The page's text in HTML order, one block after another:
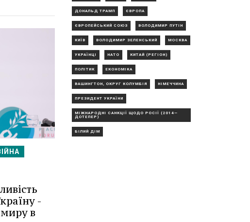
-
в
ДОНАЛЬД ТРАМП ЄВРОПА
ЄВРОПЕЙСЬКИЙ СОЮЗ ВОЛОДИМИР ПУТІН
КИЇВ ВОЛОДИМИР ЗЕЛЕНСЬКИЙ МОСКВА
УКРАЇНЦІ НАТО КИТАЙ (РЕГІОН)
ПОЛІТИК ЕКОНОМІКА
ВАШИНГТОН, ОКРУГ КОЛУМБІЯ НІМЕЧЧИНА
ПРЕЗИДЕНТ УКРАЇНИ
МІЖНАРОДНІ САНКЦІЇ ЩОДО РОСІЇ (2014—
ДОТЕПЕР)
БІЛИЙ ДІМ